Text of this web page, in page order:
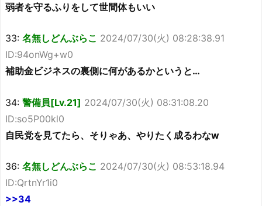
弱者を守るふりをして世間体もいい
33: 名無しどんぶらこ 2024/07/30(火) 08:28:38.91
ID:94onWg+w0
補助金ビジネスの裏側に何があるかというと…
34: 警備員[Lv.21] 2024/07/30(火) 08:31:08.20
ID:so5P00kl0
自民党を見てたら、そりゃあ、やりたく成るわなw
36: 名無しどんぶらこ 2024/07/30(火) 08:53:18.94
ID:QrtnYr1i0
>>34